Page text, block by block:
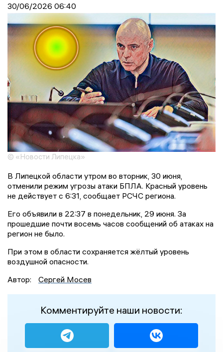
30/06/2026 06:40
© «Новости Липецка»
В Липецкой области утром во вторник, 30 июня,
отменили режим угрозы атаки БПЛА. Красный уровень
не действует с 6:31, сообщает РСЧС региона.
Его объявили в 22:37 в понедельник, 29 июня. За
прошедшие почти восемь часов сообщений об атаках на
регион не было.
При этом в области сохраняется жёлтый уровень
воздушной опасности.
Автор:
Сергей Мосев
Комментируйте наши новости: